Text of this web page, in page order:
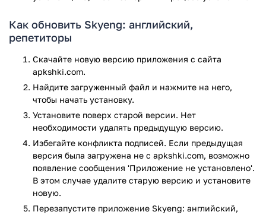
здесь.
Skyeng не разбивают заработную плату, но другие
источники утверждают, что учителя-иностранцы начинают
со ставки 5 долларов США за 50-минутный урок, тогда как
стартовая плата учителей-носителей языка составляет 10-
12 долларов США за 50 минут. Однако, несмотря на более
приличные отзывы, так что не стоит сразу отталкиваться
Приложение Skyeng: английский, репетиторы прошло
проверку антивирусом VirusTotal. В результате проверки
по всем последним сигнатурам заражения файлов не
выявлено.
Как обновить Skyeng: английский,
репетиторы
Скачайте новую версию приложения с сайта
apkshki.com.
Найдите загруженный файл и нажмите на него,
чтобы начать установку.
Установите поверх старой версии. Нет
необходимости удалять предыдущую версию.
Избегайте конфликта подписей. Если предыдущая
версия была загружена не с apkshki.com, возможно
появление сообщения 'Приложение не установлено'.
В этом случае удалите старую версию и установите
новую.
Перезапустите приложениe Skyeng: английский,